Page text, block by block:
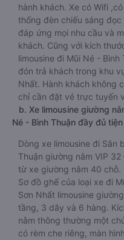
hành khách. Xe có Wifi
thống đèn chiếu sáng
đáp ứng mọi nhu cầu và
khách. Cũng với kích
limousine đi Mũi Né -
đón trả khách trong khu
Nhất. Hành khách không
chỉ cần đặt vé trực tuyến
b. Xe limousine giường
Né - Bình Thuận đầy đủ
Dòng xe limousine đi Sân
Thuận giường nằm VIP
từ xe giường nằm 40 chỗ.
Sơ đồ ghế của loại xe đi
Sơn Nhất limousine
tầng, 3 dãy và 6 hàng.
nằm thông thường một
có rèm che riêng, màn